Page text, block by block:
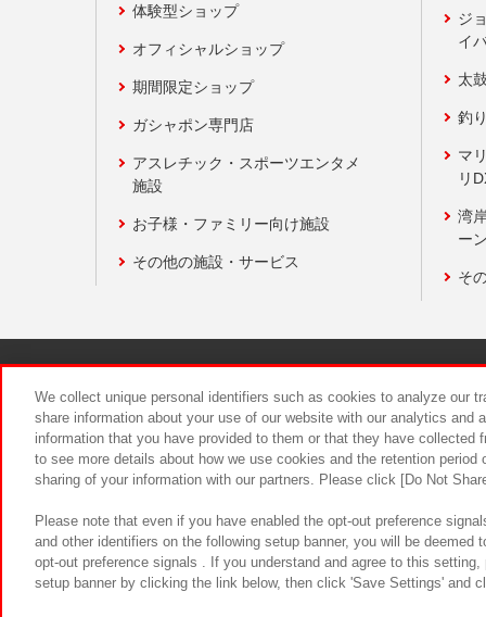
体験型ショップ
オフィシャルショップ
期間限定ショップ
ガシャポン専門店
アスレチック・スポーツエンタメ
施設
お子様・ファミリー向け施設
その他の施設・サービス
ジ
イ
太
釣
マ
リ
湾
ー
そ
食品のご
We collect unique personal identifiers such as cookies to analyze our
share information about your use of our website with our analytics and
information that you have provided to them or that they have
to see more details about how we use cookies and the retention
sharing of your information with our partners. Please click [Do Not
Please note that even if you have enabled the opt-out preference
and other identifiers on the following setup banner, you will be
opt-out preference signals . If you understand and agree to this
setup banner by clicking the link below, then click 'Save Settings' and